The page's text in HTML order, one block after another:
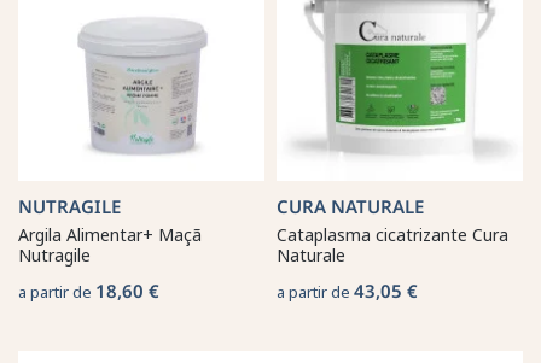
NUTRAGILE
Argila Alimentar+ Maçã
Nutragile
a partir de 18,60 €
CURA NATURALE
Cataplasma cicatrizante Cura
Naturale
a partir de 43,05 €